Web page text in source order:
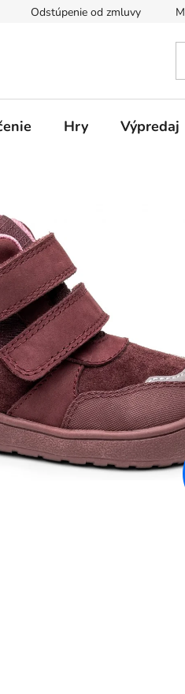
Odstúpenie od zmluvy
Hry Výpredaj